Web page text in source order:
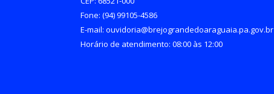
Fone: (94) 99105-4586
E-mail: ouvidoria@brejograndedoaraguaia.pa.gov.br
Horário de atendimento: 08:00 às 12:00